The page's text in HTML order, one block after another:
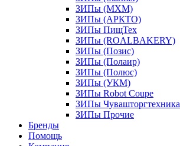
ЗИПы (МХМ)
ЗИПы (АРКТО)
ЗИПы ПищТех
ЗИПы (ROALBAKERY)
ЗИПы (Позис)
ЗИПы (Полаир)
ЗИПы (Полюс)
ЗИПы (УКМ)
ЗИПы Robot Coupe
ЗИПы Чувашторгтехника
ЗИПы Прочие
Бренды
Помощь